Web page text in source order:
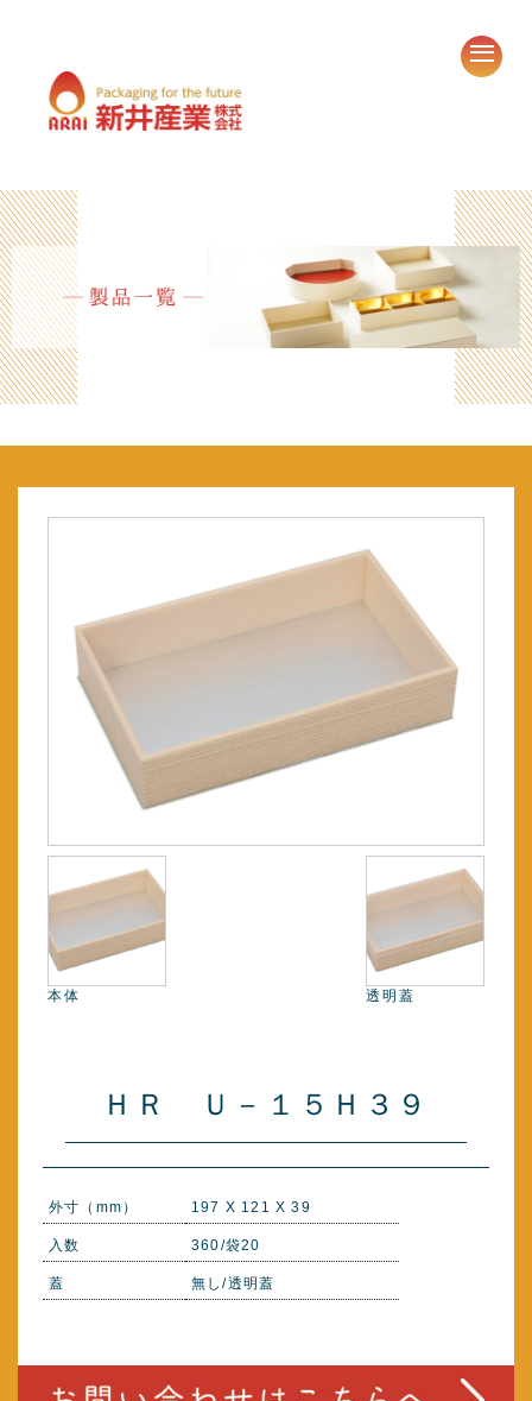
本体 透明蓋
ＨＲ Ｕ－１５Ｈ３９
外寸（mm） 197 X 121 X 39
入数 360/袋20
蓋 無し/透明蓋